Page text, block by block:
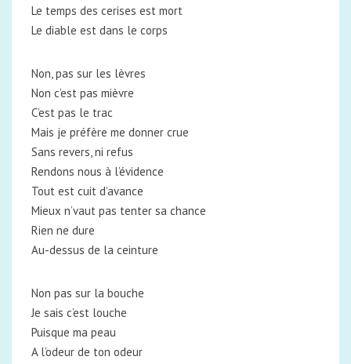
Le temps des cerises est mort
Le diable est dans le corps
Non, pas sur les lèvres
Non c’est pas mièvre
C’est pas le trac
Mais je préfère me donner crue
Sans revers, ni refus
Rendons nous à l’évidence
Tout est cuit d’avance
Mieux n’vaut pas tenter sa chance
Rien ne dure
Au-dessus de la ceinture
Non pas sur la bouche
Je sais c’est louche
Puisque ma peau
A l’odeur de ton odeur